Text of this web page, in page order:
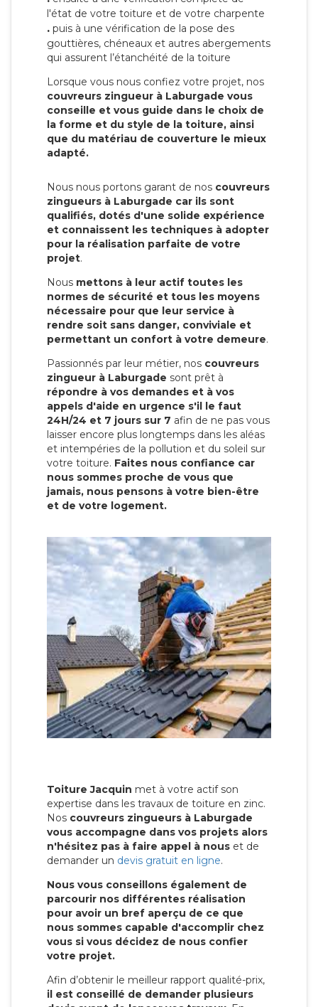
l'état de votre toiture et de votre charpente
. puis à une vérification de la pose des
gouttières, chéneaux et autres abergements
qui assurent l’étanchéité de la toiture
Lorsque vous nous confiez votre projet, nos
couvreurs zingueur à Laburgade vous
conseille et vous guide dans le choix de
la forme et du style de la toiture, ainsi
que du matériau de couverture le mieux
adapté.
Nous nous portons garant de nos couvreurs
zingueurs à Laburgade car ils sont
qualifiés, dotés d'une solide expérience
et connaissent les techniques à adopter
pour la réalisation parfaite de votre
projet.
Nous mettons à leur actif toutes les
normes de sécurité et tous les moyens
nécessaire pour que leur service à
rendre soit sans danger, conviviale et
permettant un confort à votre demeure.
Passionnés par leur métier, nos couvreurs
zingueur à Laburgade sont prêt à
répondre à vos demandes et à vos
appels d'aide en urgence s'il le faut
24H/24 et 7 jours sur 7 afin de ne pas vous
laisser encore plus longtemps dans les aléas
et intempéries de la pollution et du soleil sur
votre toiture. Faites nous confiance car
nous sommes proche de vous que
jamais, nous pensons à votre bien-être
et de votre logement.
Toiture Jacquin met à votre actif son
expertise dans les travaux de toiture en zinc.
Nos couvreurs zingueurs à Laburgade
vous accompagne dans vos projets alors
n'hésitez pas à faire appel à nous et de
demander un devis gratuit en ligne.
Nous vous conseillons également de
parcourir nos différentes réalisation
pour avoir un bref aperçu de ce que
nous sommes capable d'accomplir chez
vous si vous décidez de nous confier
votre projet.
Afin d’obtenir le meilleur rapport qualité-prix,
il est conseillé de demander plusieurs